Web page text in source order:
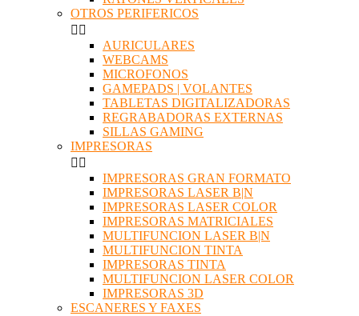
OTROS PERIFERICOS
 
AURICULARES
WEBCAMS
MICROFONOS
GAMEPADS | VOLANTES
TABLETAS DIGITALIZADORAS
REGRABADORAS EXTERNAS
SILLAS GAMING
IMPRESORAS
 
IMPRESORAS GRAN FORMATO
IMPRESORAS LASER B|N
IMPRESORAS LASER COLOR
IMPRESORAS MATRICIALES
MULTIFUNCION LASER B|N
MULTIFUNCION TINTA
IMPRESORAS TINTA
MULTIFUNCION LASER COLOR
IMPRESORAS 3D
ESCANERES Y FAXES